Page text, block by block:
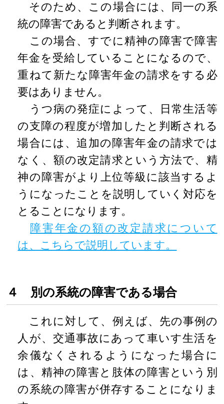
そのため、この場合には、同一の系
統の障害であると判断されます。
この場合、すでに精神の障害で障害
年金を受給していることになるので、
重ねて新たな障害年金の請求をする必
要はありません。
うつ病の発症によって、日常生活等
の支障の程度が増加したと判断される
場合には、追加の障害年金の請求では
なく、額の改定請求という方法で、精
神の障害がより上位等級に該当するよ
うになったことを説明していく対応を
とることになります。
障害年金の額の改定請求について
は、こちらで説明しています。
４ 別の系統の障害である場合
これに対して、例えば、先の事例の
人が、交通事故にあって車いす生活を
余儀なくされるようになった場合に
は、精神の障害と肢体の障害という別
の系統の障害が併存することになりま